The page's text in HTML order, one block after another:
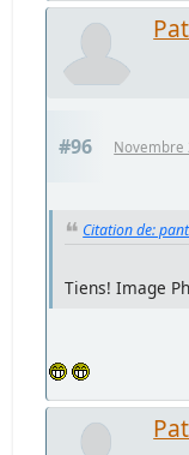
#96 Novembre
Citation de:
Tiens! Image